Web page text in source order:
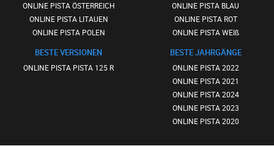
ONLINE PISTA ÖSTERREICH
ONLINE PISTA LITAUEN
ONLINE PISTA POLEN
BESTE VERSIONEN
ONLINE PISTA PISTA 125 R
ONLINE PISTA BLAU
ONLINE PISTA ROT
ONLINE PISTA WEIß
BESTE JAHRGÄNGE
ONLINE PISTA 2022
ONLINE PISTA 2021
ONLINE PISTA 2024
ONLINE PISTA 2023
ONLINE PISTA 2020